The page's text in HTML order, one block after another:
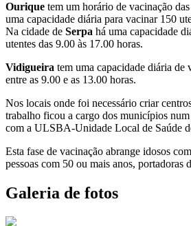
Ourique tem um horário de vacinação
uma capacidade diária para vacinar 150
Na cidade de Serpa há uma capacidade
utentes das 9.00 às 17.00 horas.
Vidigueira tem uma capacidade diária de
entre as 9.00 e as 13.00 horas.
Nos locais onde foi necessário criar
trabalho ficou a cargo dos municípios
com a ULSBA-Unidade Local de Saúde
Esta fase de vacinação abrange idosos
pessoas com 50 ou mais anos, portadoras
Galeria de fotos